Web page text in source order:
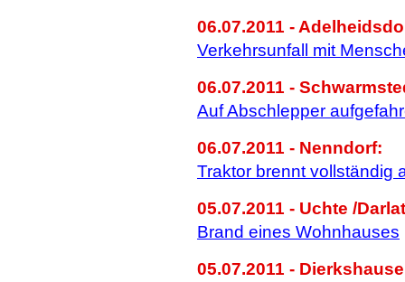
06.07.2011 -
Verkehrsunfall mit
06.07.2011 -
Auf Abschlepper
06.07.2011 - Nenndorf:
Traktor brennt vollständig
05.07.2011 - Uchte /
Brand eines Wohnhauses
05.07.2011 -